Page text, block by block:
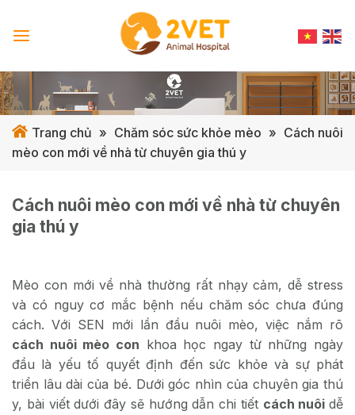
Trang chủ » Chăm sóc sức khỏe mèo » Cách nuôi
mèo con mới về nhà từ chuyên gia thú y
Cách nuôi mèo con mới về nhà từ chuyên
gia thú y
Mèo con mới về nhà thường rất nhạy cảm, dễ stress
và có nguy cơ mắc bệnh nếu chăm sóc chưa đúng
cách. Với SEN mới lần đầu nuôi mèo, việc nắm rõ
cách nuôi mèo con khoa học ngay từ những ngày
đầu là yếu tố quyết định đến sức khỏe và sự phát
triển lâu dài của bé. Dưới góc nhìn của chuyên gia thú
y, bài viết dưới đây sẽ hướng dẫn chi tiết cách nuôi dễ